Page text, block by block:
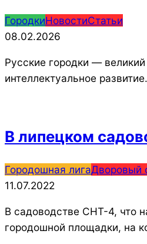
2026-
02-
ГородкиНовостиСтатьи
08.02.2026
Русские городки —
интеллектуальное
В липецком
2022-
07-
Городошная лигаДворовый
11.07.2022
В садоводстве СНТ-4, что
городошной площадки, на